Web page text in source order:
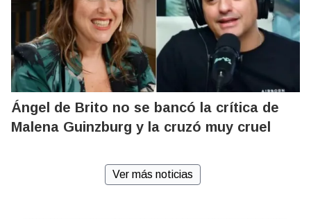
Ángel de Brito no se bancó la crítica de
Malena Guinzburg y la cruzó muy cruel
Ver más noticias